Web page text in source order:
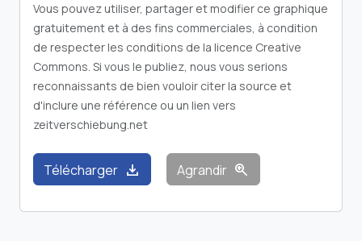
Vous pouvez utiliser, partager et modifier ce graphique
gratuitement et à des fins commerciales, à condition
de respecter les conditions de la licence Creative
Commons. Si vous le publiez, nous vous serions
reconnaissants de bien vouloir citer la source et
d'inclure une référence ou un lien vers
zeitverschiebung.net
Télécharger download Agrandir zoom_in